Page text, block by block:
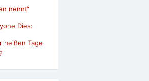
nennt“
Dies:
heißen Tage